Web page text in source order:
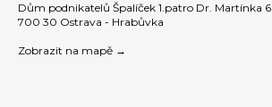
Dům podnikatelů Špalíček 1.patro Dr. Martínka 6
700 30 Ostrava - Hrabůvka
Zobrazit na mapě →